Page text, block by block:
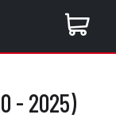
- 2025)